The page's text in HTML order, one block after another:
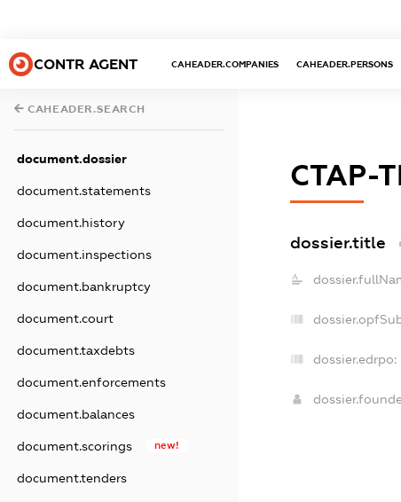
CONTR AGENT CAHEADER.COMPANIES CAHEADER.PERSONS
CAHEADER.SEARCH
document.dossier
document.statements
document.history
document.inspections
document.bankruptcy
document.court
document.taxdebts
document.enforcements
document.balances
document.scorings new!
document.tenders
СТАР-
dossier.title
dossier.edrpo: